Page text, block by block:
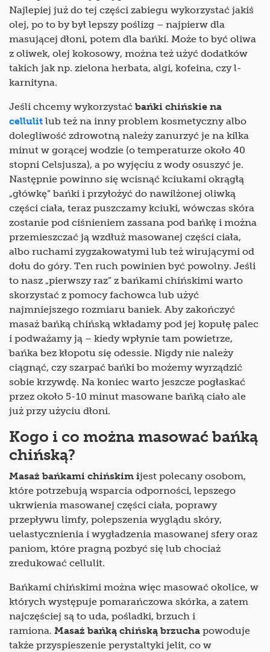
Najlepiej już do tej części zabiegu wykorzystać jakiś
olej, po to by był lepszy poślizg – najpierw dla
masującej dłoni, potem dla bańki. Może to być oliwa
z oliwek, olej kokosowy, można też użyć dodatków
takich jak np. zielona herbata, algi, kofeina, czy l-
karnityna.
Jeśli chcemy wykorzystać bańki chińskie na
cellulit lub też na inny problem kosmetyczny albo
dolegliwość zdrowotną należy zanurzyć je na kilka
minut w gorącej wodzie (o temperaturze około 40
stopni Celsjusza), a po wyjęciu z wody osuszyć je.
Następnie powinno się wcisnąć kciukami okrągłą
„główkę” bańki i przyłożyć do nawilżonej oliwką
części ciała, teraz puszczamy kciuki, wówczas skóra
zostanie pod ciśnieniem zassana pod bańkę i można
przemieszczać ją wzdłuż masowanej części ciała,
albo ruchami zygzakowatymi lub też wirującymi od
dołu do góry. Ten ruch powinien być powolny. Jeśli
to nasz „pierwszy raz” z bańkami chińskimi warto
skorzystać z pomocy fachowca lub użyć
najmniejszego rozmiaru baniek. Aby zakończyć
masaż bańką chińską wkładamy pod jej kopułę palec
i podważamy ją – kiedy wpłynie tam powietrze,
bańka bez kłopotu się odessie. Nigdy nie należy
ciągnąć, czy szarpać bańki bo możemy wyrządzić
sobie krzywdę. Na koniec warto jeszcze pogłaskać
przez około 5-10 minut masowane bańką ciało ale
już przy użyciu dłoni.
Kogo i co można masować bańką
chińską?
Masaż bańkami chińskim ijest polecany osobom,
które potrzebują wsparcia odporności, lepszego
ukrwienia masowanej części ciała, poprawy
przepływu limfy, polepszenia wyglądu skóry,
uelastycznienia i wygładzenia masowanej sfery oraz
paniom, które pragną pozbyć się lub chociaż
zredukować cellulit.
Bańkami chińskimi można więc masować okolice, w
których występuje pomarańczowa skórka, a zatem
najczęściej są to uda, pośladki, brzuch i
ramiona. Masaż bańką chińską brzucha powoduje
także przyspieszenie perystaltyki jelit, co w